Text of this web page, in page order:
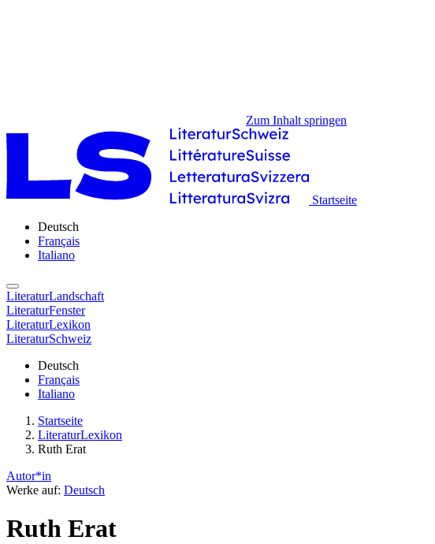
Zum Inhalt springen
Startseite
Deutsch
Français
Italiano
LiteraturLandschaft
LiteraturFenster
LiteraturLexikon
LiteraturSchweiz
Deutsch
Français
Italiano
Startseite
LiteraturLexikon
Ruth Erat
Autor*in
Werke auf: Deutsch
Ruth Erat